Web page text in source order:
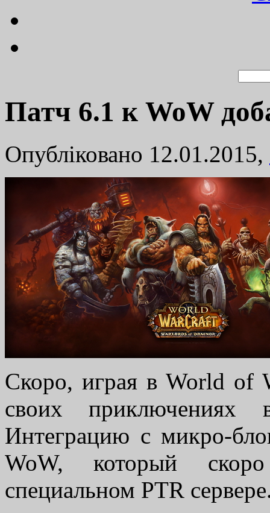
Патч 6.1 к WoW
Опубліковано 12.01.2015,
Скоро, играя в World of
своих
Интеграцию с микро-
WoW, который
специальном PTR